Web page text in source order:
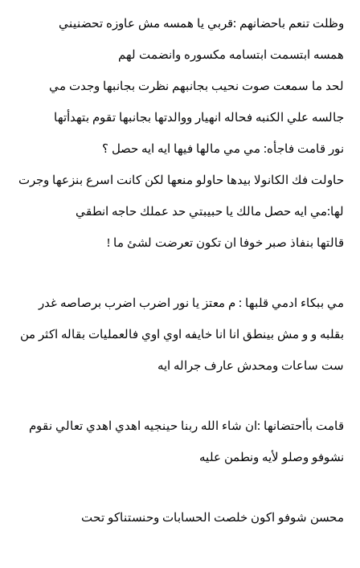
وظلت تنعم باحضانهم :قربي يا همسه مش عاوزه تحضنيني
همسه ابتسمت ابتسامه مكسوره وانضمت لهم
لحد ما سمعت صوت نحيب بجانبهم نظرت بجانبها وجدت مي
جالسه علي الكنبه فحاله انهيار ووالدتها بجانبها تقوم بتهدأتها
نور قامت فاجأه: مي مي مالها فيها ايه ايه حصل ؟
حاولت فك الكانولا بيدها حاولو منعها لكن كانت اسرع بنزعها وجرت
لها:مي ايه حصل مالك يا حبيبتي حد عملك حاجه انطقي
قالتها بنفاذ صبر خوفا ان تكون تعرضت لشئ ما !
مي ببكاء ادمي قلبها : م معتز يا نور اضرب اضرب برصاصه غدر
بقلبه و و مش بينطق انا انا خايفه اوي اوي فالعمليات بقاله اكثر من
ست ساعات ومحدش عارف جراله ايه
قامت بأاحتضانها :ان شاء الله ربنا حينجيه اهدي اهدي تعالي نقوم
نشوفو وصلو لأيه ونطمن عليه
محسن شوفو اكون خلصت الحسابات وحنستناكو تحت